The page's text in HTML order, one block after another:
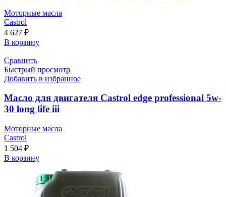
Моторные масла
Castrol
4 627 ₽
В корзину
Сравнить
Быстрый просмотр
Добавить в избранное
Масло для двигателя Castrol edge professional 5w-
30 long life iii
Моторные масла
Castrol
1 504 ₽
В корзину